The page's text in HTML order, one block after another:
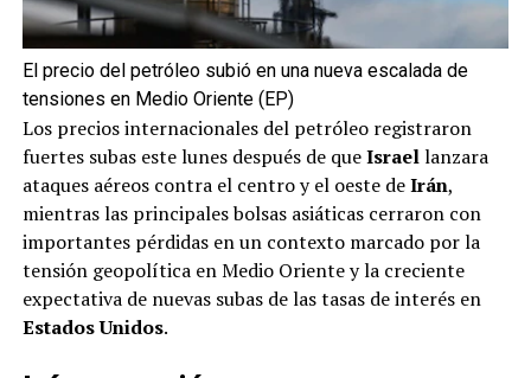
El precio del petróleo subió en una nueva escalada de
tensiones en Medio Oriente (EP)
Los precios internacionales del petróleo registraron
fuertes subas este lunes después de queIsraellanzara
ataques aéreos contra el centro y el oeste deIrán,
mientras las principales bolsas asiáticas cerraron con
importantes pérdidas en un contexto marcado por la
tensión geopolítica en Medio Oriente y la creciente
expectativa de nuevas subas de las tasas de interés en
Estados Unidos.